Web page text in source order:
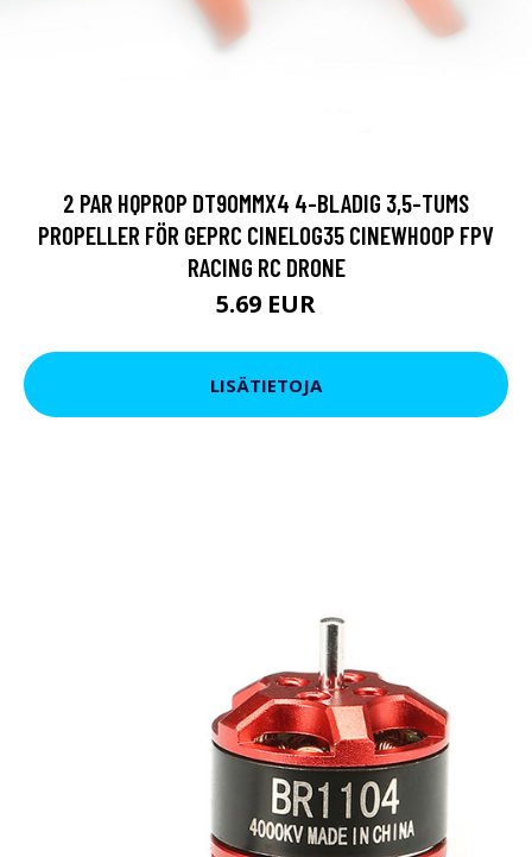
2 PAR HQPROP DT90MMX4 4-BLADIG 3,5-TUMS
PROPELLER FÖR GEPRC CINELOG35 CINEWHOOP FPV
RACING RC DRONE
5.69 EUR
LISÄTIETOJA